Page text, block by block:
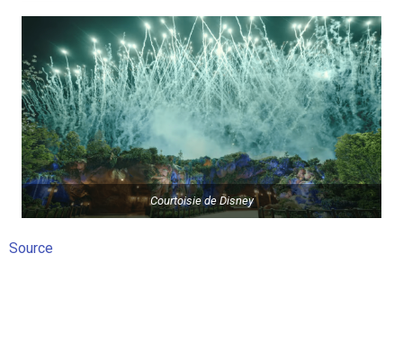
Courtoisie de Disney
Source